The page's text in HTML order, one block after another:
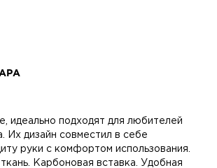
идеально подходят для любителей
Их дизайн совместил в себе
руки с комфортом использования.
ткань. Карбоновая вставка. Удобная